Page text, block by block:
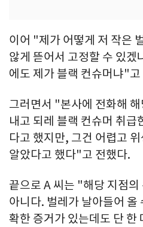
이어 "제가 어떻게 저 작은
않게 뜯어서 고정할 수 있겠
에도 제가 블랙 컨슈머냐"
그러면서 "본사에 전화해
내고 되레 블랙 컨슈머 취급
다고 했지만, 그건 어렵고
알았다고 했다"고 전했다.
끝으로 A 씨는 "해당 지점의
아니다. 벌레가 날아들어
확한 증거가 있는데도 단 한